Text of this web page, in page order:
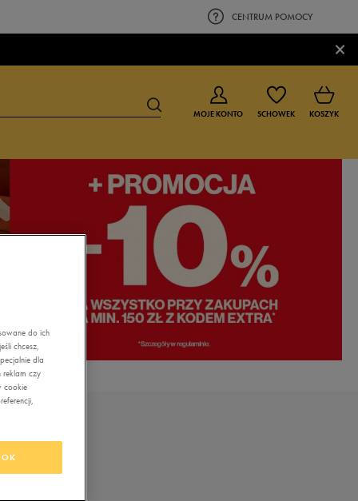
CENTRUM POMOCY
×
BUTY DLA CHŁOPCA
0-4 lat
BUTY DLA DZIEWCZYNKI
0-4 lat
4-8 lat
9-16 lat
MOJE KONTO SCHOWEK KOSZYK
do ich
chcesz,
dla
reklam czy
cookie
OK